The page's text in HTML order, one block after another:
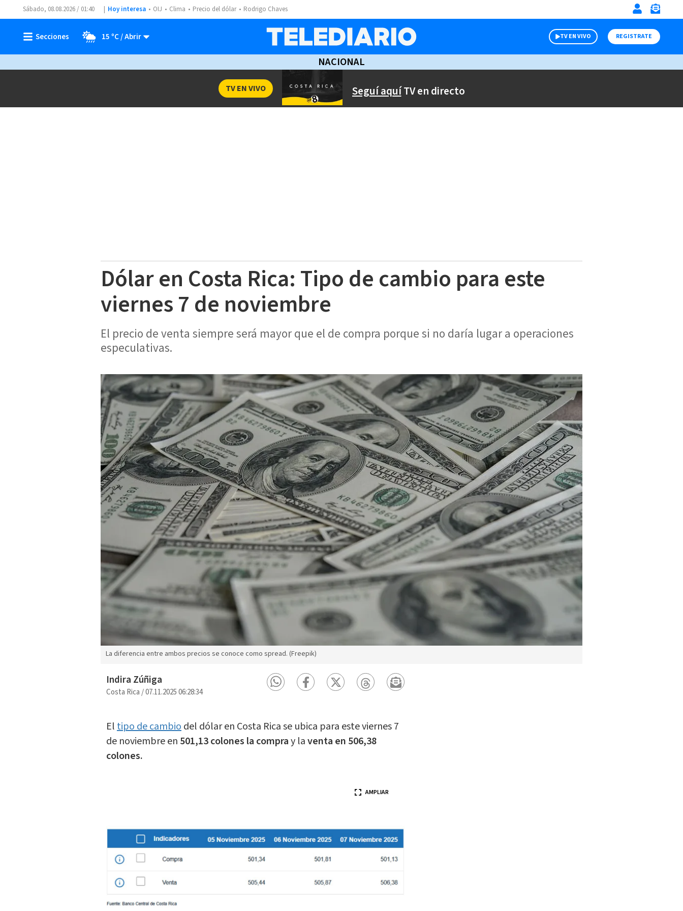
Sábado, 08.08.2026 / 01:40 Hoy interesa OIJ Clima Precio del dólar Rodrigo Chaves
15 ºC TV EN VIVO REGISTRATE
NACIONAL
Seguí aquíTV en directo
TV EN VIVO
Dólar en Costa Rica: Tipo de cambio para este
viernes 7 de noviembre
El precio de venta siempre será mayor que el de compra porque si no daría lugar a operaciones
especulativas.
La diferencia entre ambos precios se conoce como spread. (Freepik)
Indira Zúñiga
Costa Rica/07.11.2025 06:28:34
Eltipo de cambiodel dólar en Costa Rica se ubica para este viernes 7
de noviembre en 501,13 colones la compray laventa en 506,38
colones.
AMPLIAR